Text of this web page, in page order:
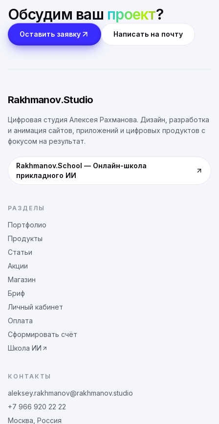
Обсудим ваш проект?
Оставить заявку Написать на почту
Rakhmanov.Studio
Цифровая студия Алексея Рахманова. Дизайн, разработка
и анимация сайтов, приложений и цифровых продуктов с
фокусом на результат.
Rakhmanov.School — Онлайн-школа
прикладного ИИ
РАЗДЕЛЫ
Портфолио
Продукты
Статьи
Акции
Магазин
Бриф
Личный кабинет
Оплата
Сформировать счёт
Школа ИИ
КОНТАКТЫ
aleksey.rakhmanov@rakhmanov.studio
+7 966 920 22 22
Москва, Россия